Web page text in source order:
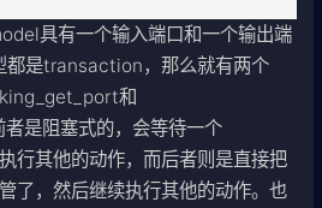
具有一个输入端口和一个输出端
都是transaction，那么就有两个
和
是阻塞式的，会等待一个
行其他的动作，而后者则是直接把
了，然后继续执行其他的动作。也